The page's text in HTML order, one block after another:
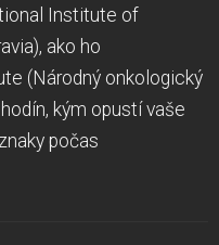
Institute of
ako ho
(Národný onkologický
kým opustí vaše
počas